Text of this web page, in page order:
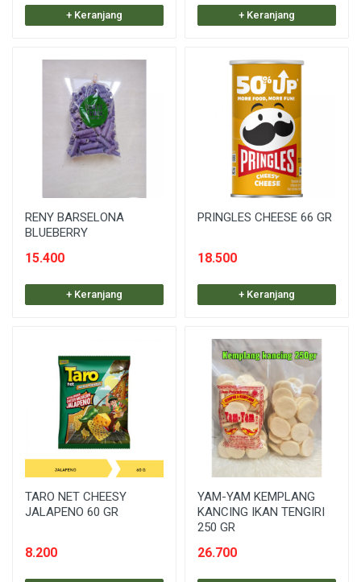
+ Keranjang + Keranjang
RENY BARSELONA
BLUEBERRY
15.400
+ Keranjang
PRINGLES CHEESE 66 GR
18.500
+ Keranjang
TARO NET CHEESY
JALAPENO 60 GR
8.200
YAM-YAM KEMPLANG
KANCING IKAN TENGIRI
250 GR
26.700